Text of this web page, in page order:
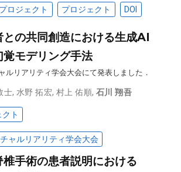
プロジェクト プロジェクト DOI
との共同創造における生成AI
覚モデリング手法
ルリアリティ学会大会にて発表しました．
士, 水野 拓宏,村上 佑順, 石川 翔吾
ト
ャルリアリティ学会大会
手術の患者説明における